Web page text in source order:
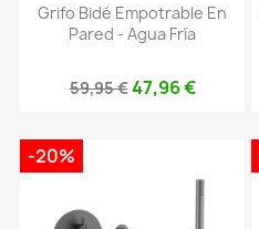
Grifo Bidé Empotrable En
Pared - Agua Fría
59,95 €47,96 €
-20%